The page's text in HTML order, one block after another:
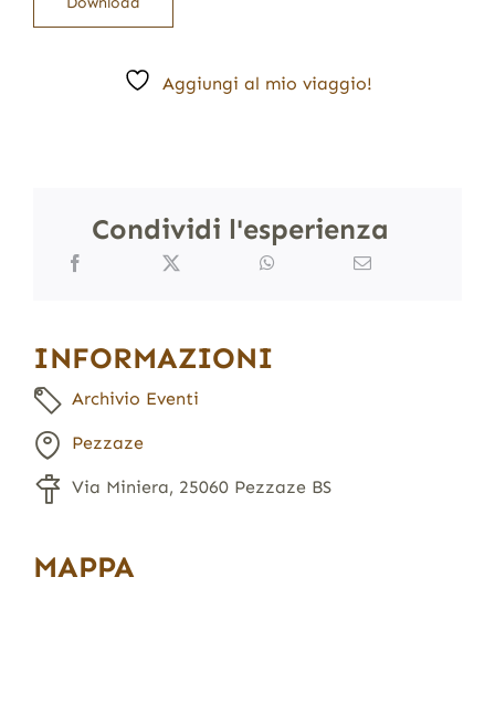
Aggiungi al mio viaggio!
Condividi l'esperienza
INFORMAZIONI
Archivio Eventi
Pezzaze
Via Miniera, 25060 Pezzaze BS
MAPPA